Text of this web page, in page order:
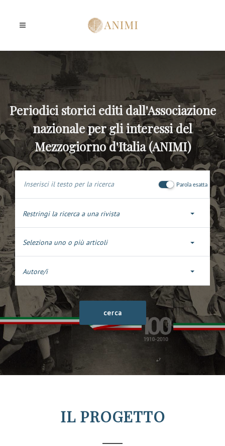
Periodici storici editi dall'Associazione
nazionale per gli interessi del
Mezzogiorno d'Italia (ANIMI)
Parola esatta
Restringi la ricerca a una rivista
Seleziona uno o più articoli
Autore/i
IL PROGETTO